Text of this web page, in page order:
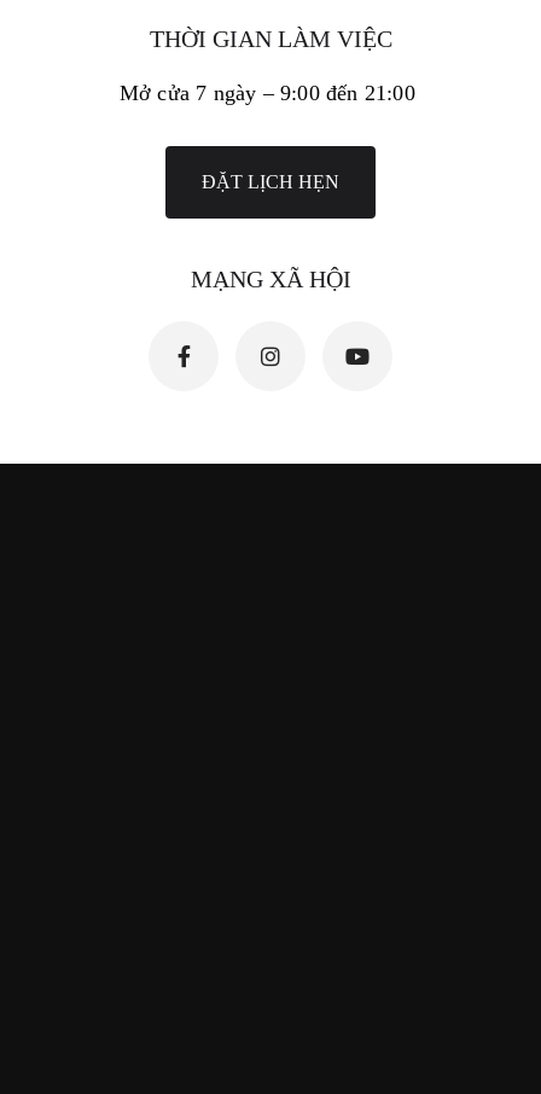
THỜI GIAN LÀM VIỆC
Mở cửa 7 ngày – 9:00 đến 21:00
ĐẶT LỊCH HẸN
MẠNG XÃ HỘI